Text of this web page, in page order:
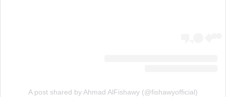
A post shared by Ahmad AlFishawy (@fishawyofficial)